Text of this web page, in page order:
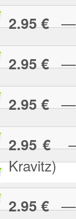
2.95 €—
2.95 €—
2.95 €—
2.95 €—
Kravitz)
2.95 €—